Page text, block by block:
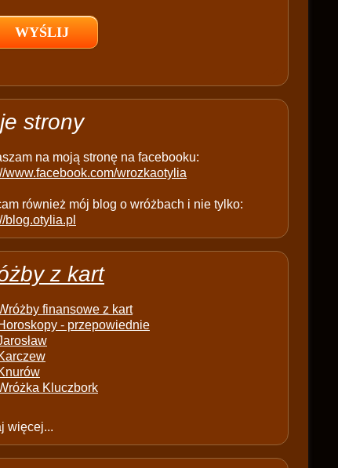
strony
na moją stronę na facebooku:
www.facebook.com/wrozkaotylia
również mój blog o wróżbach i nie tylko:
blog.otylia.pl
z kart
finansowe z kart
- przepowiednie
Kluczbork
więcej...